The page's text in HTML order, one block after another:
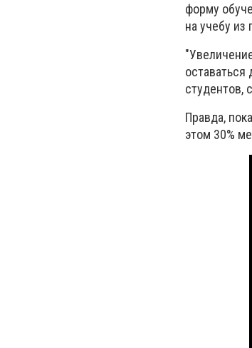
форму
на учебу из
студентов,
Правда,
этом 30%